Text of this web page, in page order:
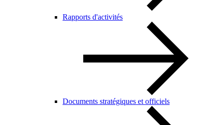
Rapports d'activités
Documents stratégiques et officiels